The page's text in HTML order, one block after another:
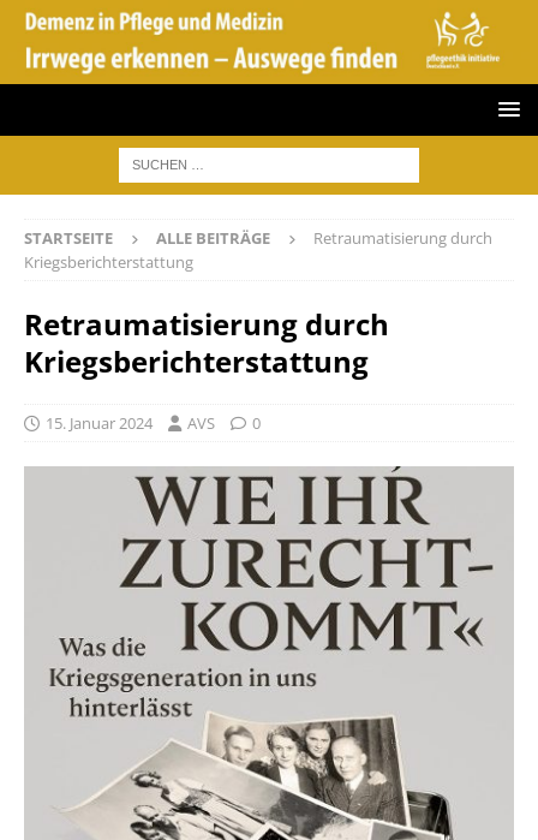
STARTSEITE ALLE BEITRÄGE
Retraumatisierung durch
Kriegsberichterstattung
Retraumatisierung durch
Kriegsberichterstattung
15. Januar 2024 AVS 0